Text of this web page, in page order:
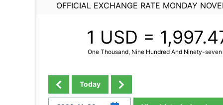
OFFICIAL EXCHANGE RATE MONDAY
1 USD =
One Thousand, Nine Hundred And Ninety-
Today